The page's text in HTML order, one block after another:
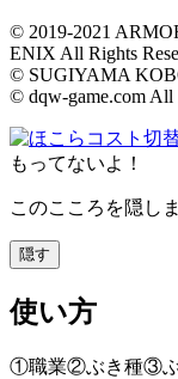
© 2019-2021
ENIX All Rights
© SUGIYAMA
© dqw-game.com All
コスト切
もってないよ！
このこころを隠し
隠す
使い方
①職業②ぶき種③ぶ